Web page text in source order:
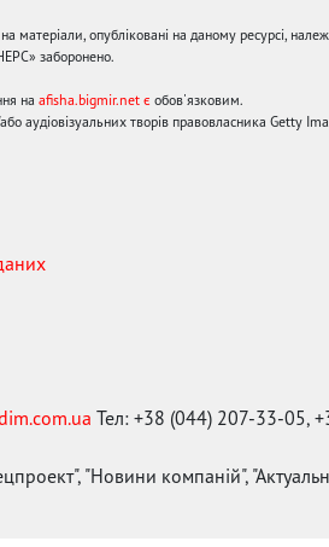
опубліковані на даному ресурсі,
заборонено.
на afisha.bigmir.net є обов'язковим.
аудіовізуальних творів правовласника Getty
Тел: +38 (044) 207-33-05,
"Новини компаній",